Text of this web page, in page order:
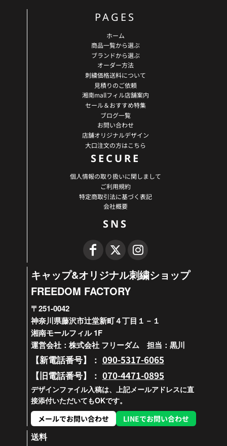
PAGES
ホーム
商品一覧から選ぶ
ブランドから選ぶ
オーダー方法
刺繍価格送料について
見積りのご依頼
湘南mallフィル店舗案内
セール＆おすすめ特集
ブログ一覧
お問い合わせ
店舗オリジナルデザイン
大口注文の方はこちら
SECURE
個人情報の取り扱いに関しまして
ご利用規約
特定商取引法に基づく表記
会社概要
SNS
キャップ&オリジナル刺繍ショップ
FREEDOM FACTORY
〒251-0042
神奈川県藤沢市辻堂新町４丁目１－１
湘南モールフィル 1F
運営会社：株式会社 フリーダム 担当：黒川
【新電話番号】： 090-5317-6065
【旧電話番号】： 070-4471-0895
デザインファイル入稿は、上記メールアドレスに直
接添付いただいてもOKです。
メールでお問い合わせ
LINEでお問い合わせ
送料